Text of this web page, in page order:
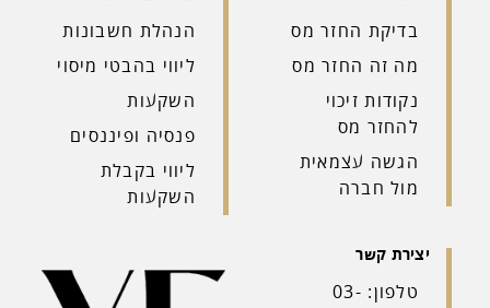
בדיקת החזר מס
מה זה החזר מס
נקודות זיכוי
להחזר מס
הגשה עצמאית
מול חברה
הנהלת חשבונות
ליווי בהבטי מיסוי
השקעות
פנסיה ופיננסים
ליווי בקבלת
השקעות
טלפון: 03-